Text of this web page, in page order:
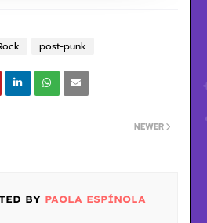
post-punk
NEWER
BY PAOLA ESPÍNOLA